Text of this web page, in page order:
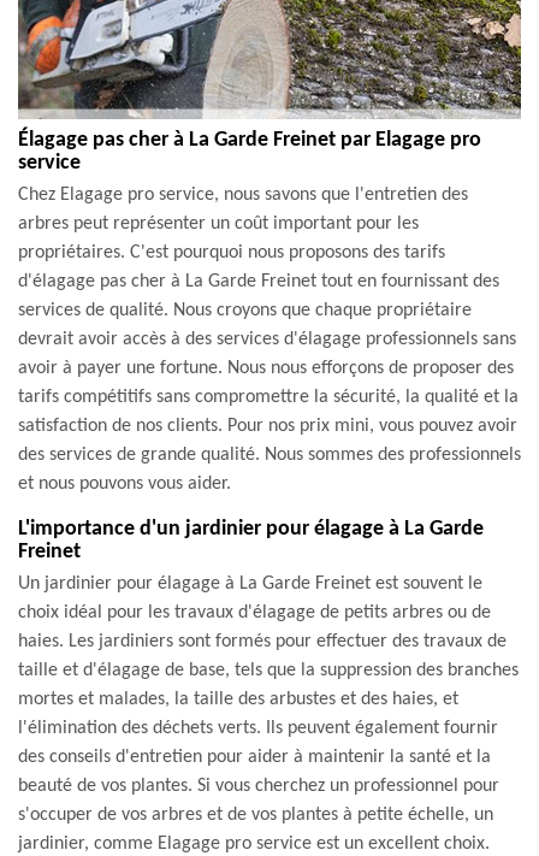
Élagage pas cher à La Garde Freinet par Elagage pro
service
Chez Elagage pro service, nous savons que l'entretien des
arbres peut représenter un coût important pour les
propriétaires. C'est pourquoi nous proposons des tarifs
d'élagage pas cher à La Garde Freinet tout en fournissant des
services de qualité. Nous croyons que chaque propriétaire
devrait avoir accès à des services d'élagage professionnels sans
avoir à payer une fortune. Nous nous efforçons de proposer des
tarifs compétitifs sans compromettre la sécurité, la qualité et la
satisfaction de nos clients. Pour nos prix mini, vous pouvez avoir
des services de grande qualité. Nous sommes des professionnels
et nous pouvons vous aider.
L'importance d'un jardinier pour élagage à La Garde
Freinet
Un jardinier pour élagage à La Garde Freinet est souvent le
choix idéal pour les travaux d'élagage de petits arbres ou de
haies. Les jardiniers sont formés pour effectuer des travaux de
taille et d'élagage de base, tels que la suppression des branches
mortes et malades, la taille des arbustes et des haies, et
l'élimination des déchets verts. Ils peuvent également fournir
des conseils d'entretien pour aider à maintenir la santé et la
beauté de vos plantes. Si vous cherchez un professionnel pour
s'occuper de vos arbres et de vos plantes à petite échelle, un
jardinier, comme Elagage pro service est un excellent choix.